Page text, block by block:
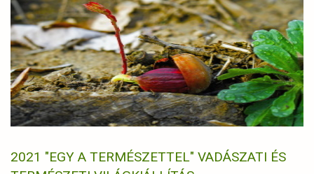
2021 "EGY A TERMÉSZETTEL" VADÁSZATI ÉS